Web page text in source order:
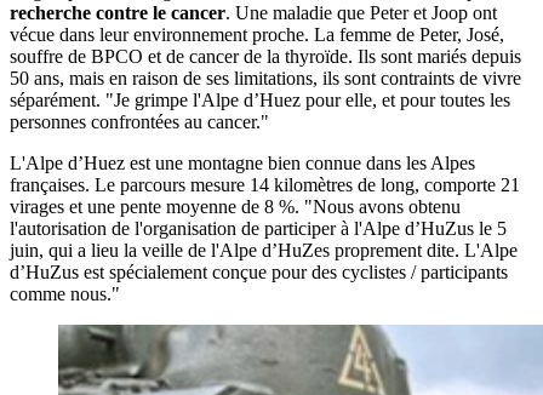
recherche contre le cancer. Une maladie que Peter et Joop ont
vécue dans leur environnement proche. La femme de Peter, José,
souffre de BPCO et de cancer de la thyroïde. Ils sont mariés depuis
50 ans, mais en raison de ses limitations, ils sont contraints de vivre
séparément. "Je grimpe l'Alpe d’Huez pour elle, et pour toutes les
personnes confrontées au cancer."
L'Alpe d’Huez est une montagne bien connue dans les Alpes
françaises. Le parcours mesure 14 kilomètres de long, comporte 21
virages et une pente moyenne de 8 %. "Nous avons obtenu
l'autorisation de l'organisation de participer à l'Alpe d’HuZus le 5
juin, qui a lieu la veille de l'Alpe d’HuZes proprement dite. L'Alpe
d’HuZus est spécialement conçue pour des cyclistes / participants
comme nous."